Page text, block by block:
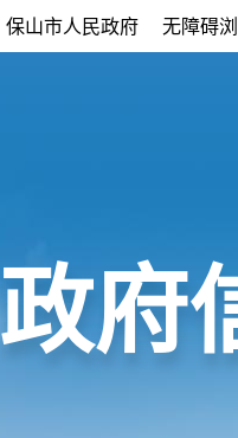
保山市人民政府 无障碍
政府